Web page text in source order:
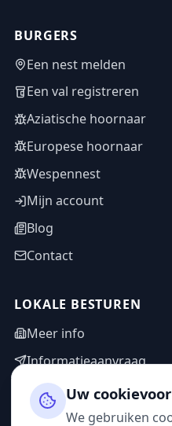
BURGERS
Een nest melden
Een val registreren
Aziatische hoornaar
Europese hoornaar
Wespennest
Mijn account
Blog
Contact
LOKALE BESTUREN
Meer info
Informatieaanvraag
Adminzone
Uw
We gebruiken